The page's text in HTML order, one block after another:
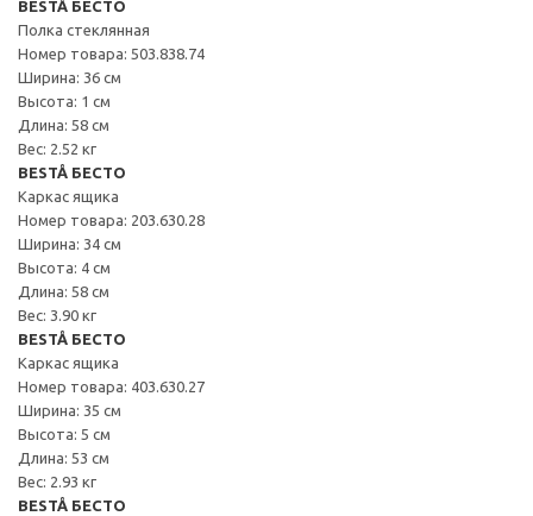
BESTÅ БЕСТО
Полка стеклянная
Номер товара: 503.838.74
Ширина: 36 см
Высота: 1 см
Длина: 58 см
Вес: 2.52 кг
BESTÅ БЕСТО
Каркас ящика
Номер товара: 203.630.28
Ширина: 34 см
Высота: 4 см
Длина: 58 см
Вес: 3.90 кг
BESTÅ БЕСТО
Каркас ящика
Номер товара: 403.630.27
Ширина: 35 см
Высота: 5 см
Длина: 53 см
Вес: 2.93 кг
BESTÅ БЕСТО